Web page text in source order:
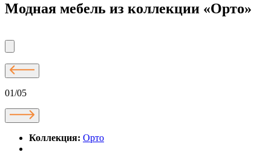
Модная мебель из коллекции «Орто»
01/05
Коллекция: Орто